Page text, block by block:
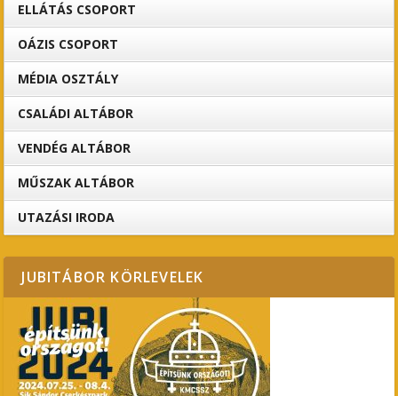
ELLÁTÁS CSOPORT
OÁZIS CSOPORT
MÉDIA OSZTÁLY
CSALÁDI ALTÁBOR
VENDÉG ALTÁBOR
MŰSZAK ALTÁBOR
UTAZÁSI IRODA
JUBITÁBOR KÖRLEVELEK